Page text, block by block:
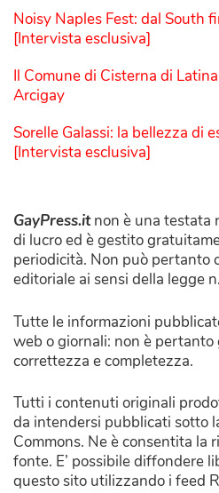
Noisy Naples Fest: dal South
[Intervista esclusiva]
Il Comune di Cisterna di
Arcigay
Sorelle Galassi: la bellezza di
[Intervista esclusiva]
GayPress.itnon è una testata
di lucro ed è gestito
periodicità. Non può pertanto
editoriale ai sensi della legge
Tutte le informazioni
web o giornali: non è
correttezza e completezza.
Tutti i contenuti originali
da intendersi pubblicati sotto
Commons. Ne è consentita la
fonte. E’ possibile diffondere
questo sito utilizzando i feed